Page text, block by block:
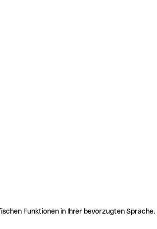
Funktionen in Ihrer bevorzugten Sprache.